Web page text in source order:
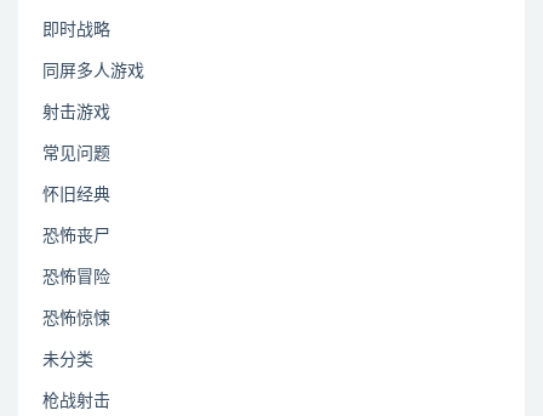
即时战略
同屏多人游戏
射击游戏
常见问题
怀旧经典
恐怖丧尸
恐怖冒险
恐怖惊悚
未分类
枪战射击